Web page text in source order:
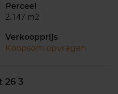
Perceel
2.147 m2
Verkoopprijs
Koopsom opvragen
26 3